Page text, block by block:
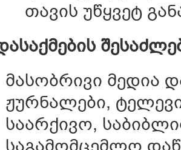
თავის უწყვეტ
მასობრივი მედია
ჟურნალები,
საარქივო,
საგამომცემლო